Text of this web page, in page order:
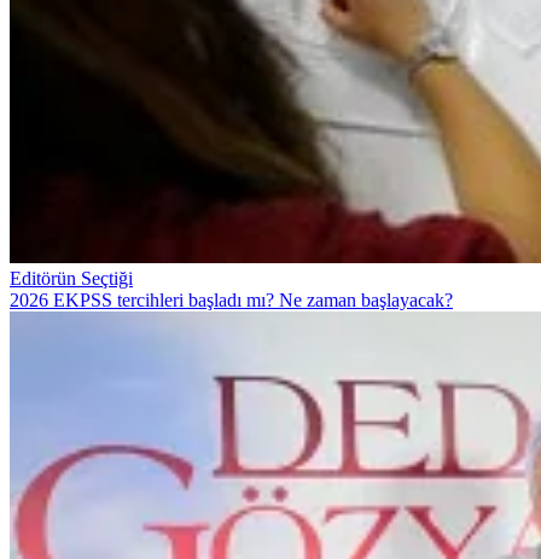
Editörün Seçtiği
2026 EKPSS tercihleri başladı mı? Ne zaman başlayacak?